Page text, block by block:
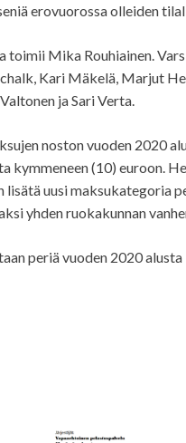
erovuorossa olleiden
toimii Mika Rouhiainen.
Kari Mäkelä, Marjut
ja Sari Verta.
noston vuoden 2020
kymmeneen (10) euroon.
uusi maksukategoria
yhden ruokakunnan
periä vuoden 2020